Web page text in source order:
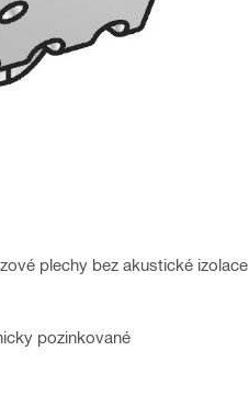
plechy bez akustické izolace
pozinkované